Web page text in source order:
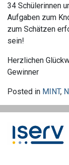
34 Schülerinnen
Aufgaben zum
zum Schätzen
sein!
Herzlichen
Gewinner
Posted in MINT,